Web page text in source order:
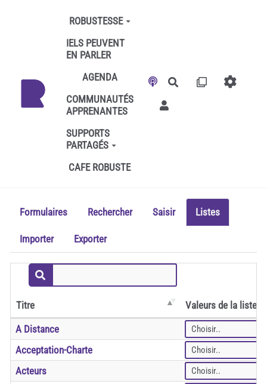
Aller au contenu principal
ROBUSTESSE
IELS PEUVENT
EN PARLER
AGENDA
COMMUNAUTÉS
APPRENANTES
SUPPORTS
PARTAGÉS
CAFE ROBUSTE
Rechercher
Formulaires Rechercher Saisir Listes
Importer Exporter
Titre
Valeurs de la liste
A Distance
Acceptation-Charte
Acteurs